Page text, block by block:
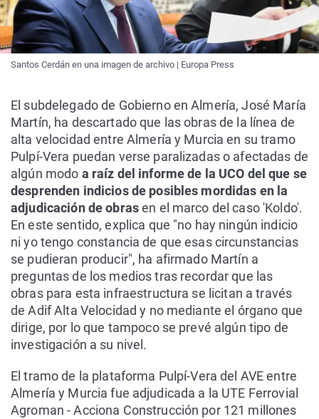
Santos Cerdán en una imagen de archivo | Europa Press
El subdelegado de Gobierno en Almería, José María
Martín, ha descartado que las obras de la línea de
alta velocidad entre Almería y Murcia en su tramo
Pulpí-Vera puedan verse paralizadas o afectadas de
algún modo a raíz del informe de la UCO del que se
desprenden indicios de posibles mordidas en la
adjudicación de obrasen el marco del caso 'Koldo'.
En este sentido, explica que "no hay ningún indicio
ni yo tengo constancia de que esas circunstancias
se pudieran producir", ha afirmado Martín a
preguntas de los medios tras recordar que las
obras para esta infraestructura se licitan a través
de Adif Alta Velocidad y no mediante el órgano que
dirige, por lo que tampoco se prevé algún tipo de
investigación a su nivel.
El tramo de la plataforma Pulpí-Vera del AVE entre
Almería y Murcia fue adjudicada a la UTE Ferrovial
Agroman - Acciona Construcción por 121 millones